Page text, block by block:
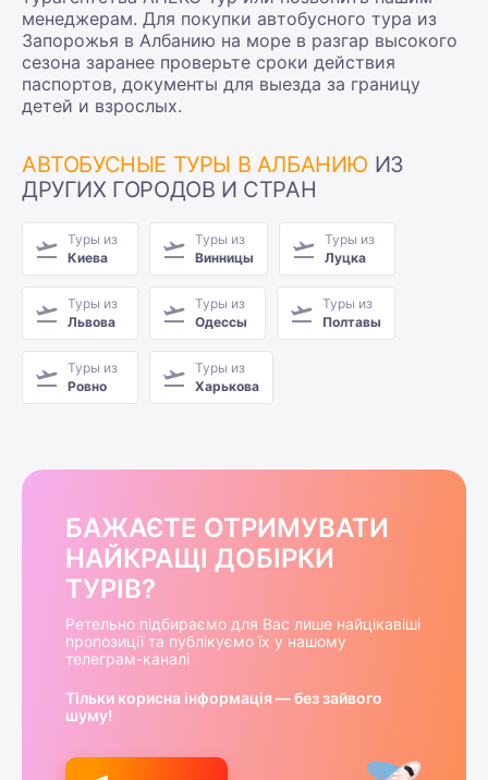
менеджерам. Для покупки автобусного тура из
Запорожья в Албанию на море в разгар высокого
сезона заранее проверьте сроки действия
паспортов, документы для выезда за границу
детей и взрослых.
АВТОБУСНЫЕ ТУРЫ В АЛБАНИЮ ИЗ
ДРУГИХ ГОРОДОВ И СТРАН
Туры из
Киева
Туры из
Винницы
Туры из
Луцка
Туры из
Львова
Туры из
Одессы
Туры из
Полтавы
Туры из
Ровно
Туры из
Харькова
БАЖАЄТЕ ОТРИМУВАТИ
НАЙКРАЩІ ДОБІРКИ
ТУРІВ?
Ретельно підбираємо для Вас лише найцікавіші
пропозиції та публікуємо їх у нашому
телеграм-каналі
Тільки корисна інформація — без зайвого
шуму!